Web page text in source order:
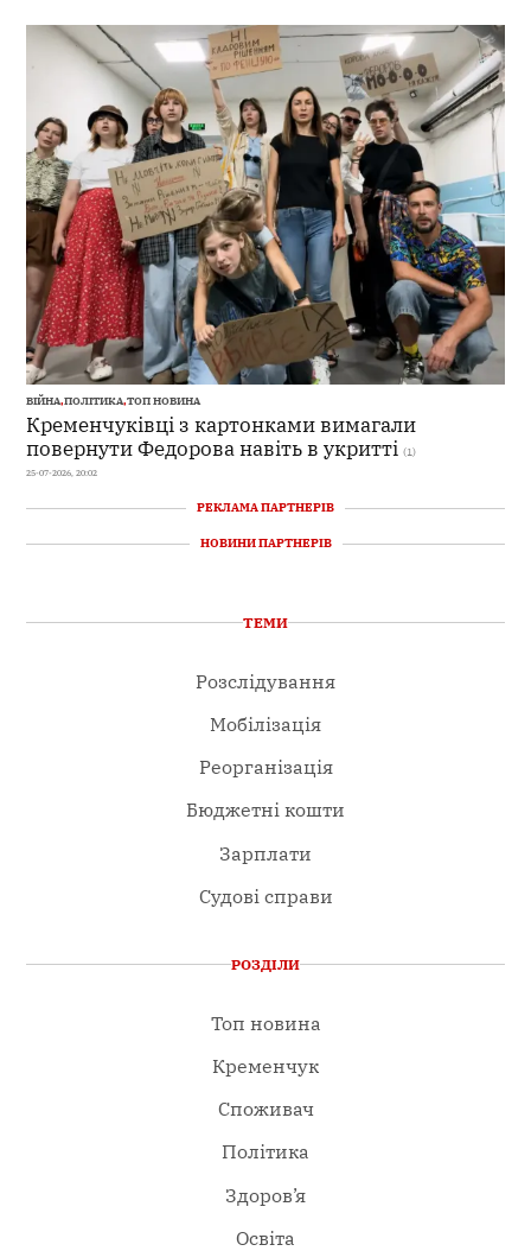
ВІЙНА,ПОЛІТИКА,ТОП НОВИНА
Кременчуківці з картонками вимагали
повернути Федорова навіть в укритті (1)
25-07-2026, 20:02
РЕКЛАМА ПАРТНЕРІВ
НОВИНИ ПАРТНЕРІВ
ТЕМИ
Розслідування
Мобілізація
Реорганізація
Бюджетні кошти
Зарплати
Судові справи
РОЗДІЛИ
Топ новина
Кременчук
Споживач
Політика
Здоров’я
Освіта